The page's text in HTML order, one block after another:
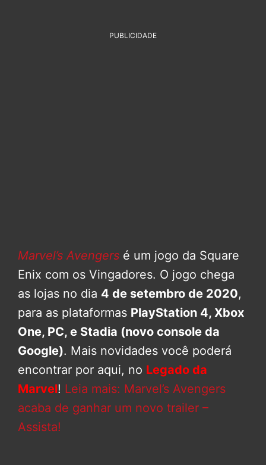
PUBLICIDADE
Marvel’s Avengers é um jogo da Square
Enix com os Vingadores. O jogo chega
as lojas no dia 4 de setembro de 2020,
para as plataformas PlayStation 4, Xbox
One, PC, e Stadia (novo console da
Google). Mais novidades você poderá
encontrar por aqui, no Legado da
Marvel! Leia mais: Marvel’s Avengers
acaba de ganhar um novo trailer –
Assista!